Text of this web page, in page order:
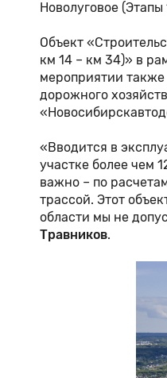
Новолуговое (Этапы
Объект
км 14 – км 34)» в
мероприятии
дорожного
«Вводится в
участке более чем
важно – по
трассой. Этот
области мы не
Травников.